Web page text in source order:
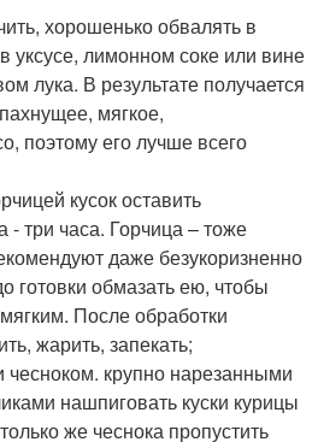
хорошенько обвалять в
уксусе, лимонном соке или вине
лука. В результате получается
мягкое,
поэтому его лучше всего
кусок оставить
три часа. Горчица – тоже
даже безукоризненно
готовки обмазать ею, чтобы
После обработки
жарить, запекать;
чесноком. крупно нарезанными
нашпиговать куски курицы
же чеснока пропустить